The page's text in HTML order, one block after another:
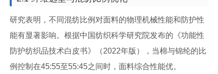
研究表明，不同混纺比例对面料的物理机械性能和防护性
能有显著影响。根据中国纺织科学研究院发布的《功能性
防护纺织品技术白皮书》（2022年版），当棉与锦纶的比
例控制在45:55至55:45之间时，面料综合性能优。